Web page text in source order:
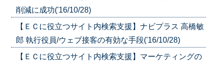
削減に成功('16/10/28)
【ＥＣに役立つサイト内検索支援】ナビプラス 高橋敏
郎 執行役員/ウェブ接客の有効な手段('16/10/28)
【ＥＣに役立つサイト内検索支援】マーケティングの